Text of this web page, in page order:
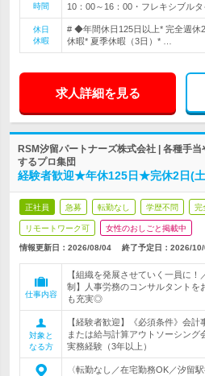
時間
10：00～16：00・フレキシブルタ
休日
休暇
# ◆年間休日125日以上* 完全週休
休暇* 夏季休暇（3日）* …
求人詳細を見る
RSM汐留パートナーズ株式会社 | 各種手
するプロ集団
経験者歓迎★年休125日★完休2日(土
正社員 急募 転勤なし 学歴不問 完
リモートワーク可 女性のおしごと掲載中
情報更新日：2026/08/04 終了予定日： 2026/
仕事内容
【組織を発展させていく一員に
制】人事労務のコンサルタント
も充実◎
対象と
なる方
【経験者歓迎】《必須条件》会
または給与計算アウトソーシン
実務経験（3年以上）
〈転勤なし／在宅勤務OK／汐留